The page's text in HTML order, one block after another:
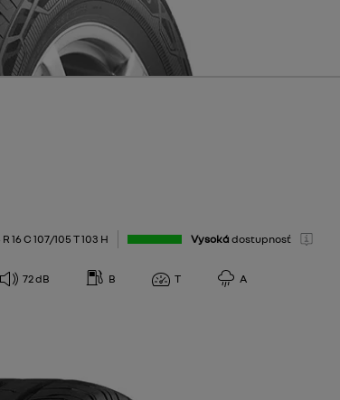
16 C 107/105 T 103 H Vysoká dostupnosť
72dB B T A